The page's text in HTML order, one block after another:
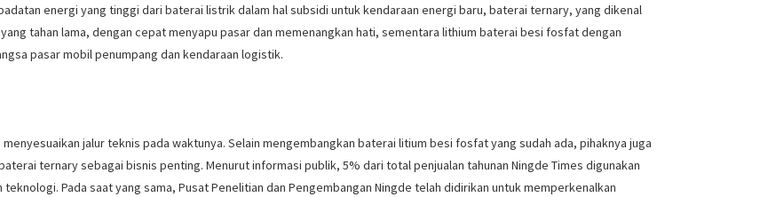
energi yang tinggi dari baterai listrik dalam hal subsidi untuk kendaraan energi baru, baterai ternary, yang dikenal
tahan lama, dengan cepat menyapu pasar dan memenangkan hati, sementara lithium baterai besi fosfat dengan
pasar mobil penumpang dan kendaraan logistik.
jalur teknis pada waktunya. Selain mengembangkan baterai litium besi fosfat yang sudah ada, pihaknya juga
ternary sebagai bisnis penting. Menurut informasi publik, 5% dari total penjualan tahunan Ningde Times digunakan
Pada saat yang sama, Pusat Penelitian dan Pengembangan Ningde telah didirikan untuk memperkenalkan